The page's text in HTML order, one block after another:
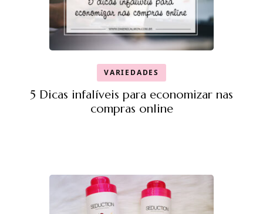
VARIEDADES
5 Dicas infalíveis para economizar nas
compras online